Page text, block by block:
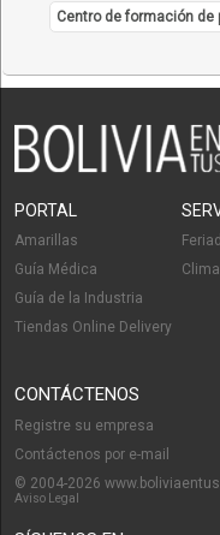
Centro de formación de
PORTAL
Amarillas
Guía Médica
Guía de la Industria
Tiendas Online Delivery
CONTÁCTENOS
Registre su empresa
Contáctenos por e-mail
© 2004-2026
Aviso Legal